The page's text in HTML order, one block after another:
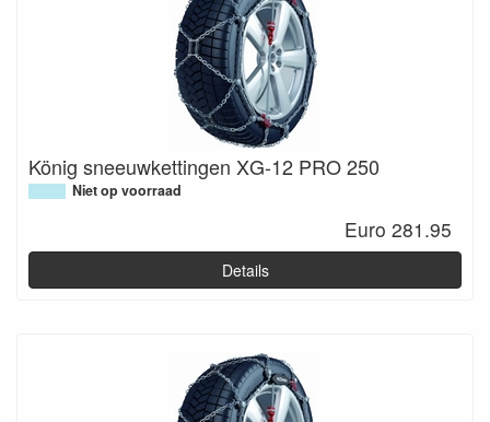
König sneeuwkettingen XG-12 PRO 250
Niet op voorraad
Euro 281.95
Details